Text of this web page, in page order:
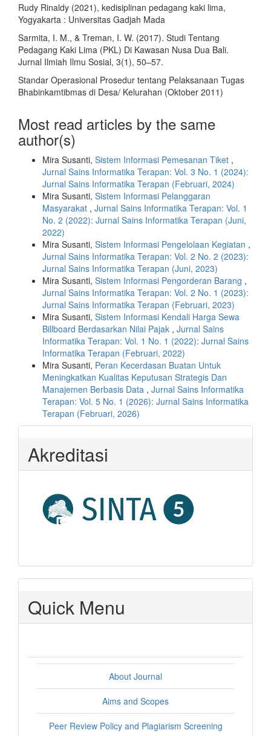
Rudy Rinaldy (2021), kedisiplinan pedagang kaki lima,
Yogyakarta : Universitas Gadjah Mada
Sarmita, I. M., & Treman, I. W. (2017). Studi Tentang
Pedagang Kaki Lima (PKL) Di Kawasan Nusa Dua Bali.
Jurnal Ilmiah Ilmu Sosial, 3(1), 50–57.
Standar Operasional Prosedur tentang Pelaksanaan Tugas
Bhabinkamtibmas di Desa/ Kelurahan (Oktober 2011)
Most read articles by the same
author(s)
Mira Susanti, Sistem Informasi Pemesanan Tiket ,
Jurnal Sains Informatika Terapan: Vol. 3 No. 1 (2024):
Jurnal Sains Informatika Terapan (Februari, 2024)
Mira Susanti, Sistem Informasi Pelanggaran
Masyarakat , Jurnal Sains Informatika Terapan: Vol. 1
No. 2 (2022): Jurnal Sains Informatika Terapan (Juni,
2022)
Mira Susanti, Sistem Informasi Pengelolaan Kegiatan ,
Jurnal Sains Informatika Terapan: Vol. 2 No. 2 (2023):
Jurnal Sains Informatika Terapan (Juni, 2023)
Mira Susanti, Sistem Informasi Pengorderan Barang ,
Jurnal Sains Informatika Terapan: Vol. 2 No. 1 (2023):
Jurnal Sains Informatika Terapan (Februari, 2023)
Mira Susanti, Sistem Informasi Kendali Harga Sewa
Billboard Berdasarkan Nilai Pajak , Jurnal Sains
Informatika Terapan: Vol. 1 No. 1 (2022): Jurnal Sains
Informatika Terapan (Februari, 2022)
Mira Susanti, Peran Kecerdasan Buatan Untuk
Meningkatkan Kualitas Keputusan Strategis Dan
Manajemen Berbasis Data , Jurnal Sains Informatika
Terapan: Vol. 5 No. 1 (2026): Jurnal Sains Informatika
Terapan (Februari, 2026)
Akreditasi
Quick Menu
About Journal
Aims and Scopes
Peer Review Policy and Plagiarism Screening